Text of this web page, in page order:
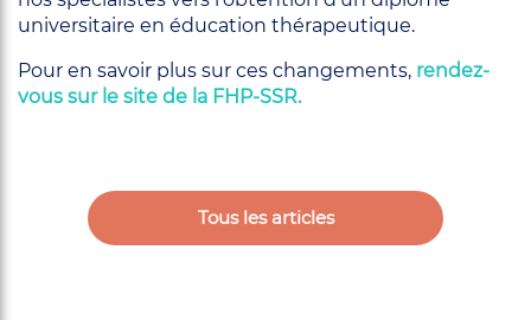
universitaire en éducation thérapeutique.
Pour en savoir plus sur ces changements, rendez-
vous sur le site de la FHP-SSR.
Tous les articles